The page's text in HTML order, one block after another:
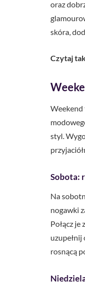
oraz
skóra,
Czytaj
Weekend
styl.
Sobota:
Na
nogawki
Połącz
rosnącą